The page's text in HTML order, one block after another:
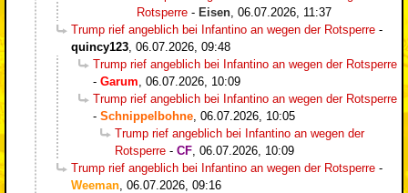
Rotsperre - Eisen 06.07.2026, 11:37
Trump rief angeblich bei Infantino an wegen der Rotsperre -
quincy123 06.07.2026, 09:48
Trump rief angeblich bei Infantino an wegen der Rotsperre
- Garum 06.07.2026, 10:09
Trump rief angeblich bei Infantino an wegen der Rotsperre
- Schnippelbohne 06.07.2026, 10:05
Trump rief angeblich bei Infantino an wegen der
Rotsperre - CF 06.07.2026, 10:09
Trump rief angeblich bei Infantino an wegen der Rotsperre -
Weeman 06.07.2026, 09:16